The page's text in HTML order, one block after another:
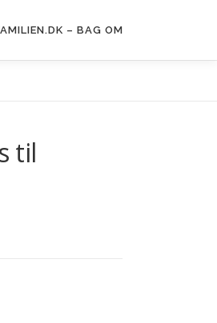
– BAG OM
til